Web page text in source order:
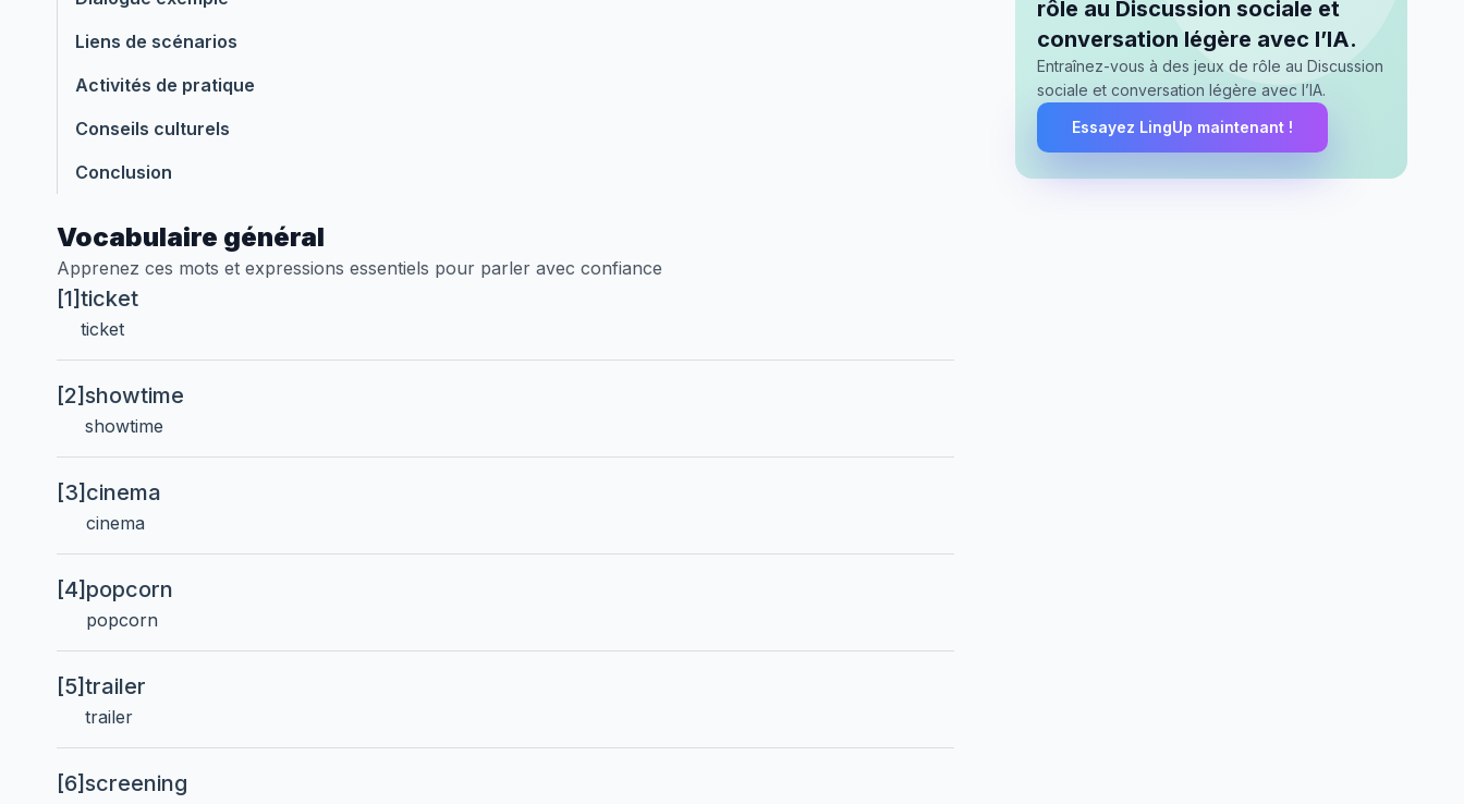
rôle au Discussion sociale et
conversation légère avec l’IA.
Entraînez-vous à des jeux de rôle au Discussion
sociale et conversation légère avec l’IA.
Essayez LingUp maintenant !
Liens de scénarios
Activités de pratique
Conseils culturels
Conclusion
Vocabulaire général
Apprenez ces mots et expressions essentiels pour parler avec confiance
[1]ticket
ticket
[2]showtime
showtime
[3] cinema
cinema
[4] popcorn
popcorn
[5]trailer
trailer
[6]screening